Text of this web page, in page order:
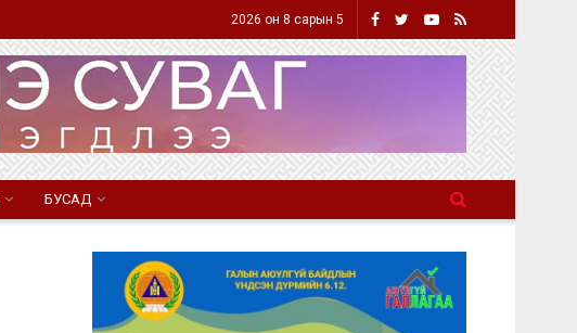
2026 он 8 сарын 5
БУСАД